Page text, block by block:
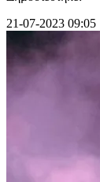
21-07-2023 09:05